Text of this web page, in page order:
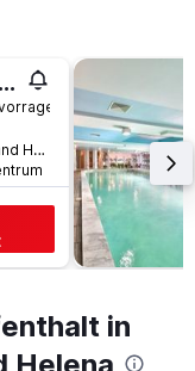
Villa Chinka by Astor Garden Hotel
St. St. Constantine and Helena, Saints Constantine and Helena, Bulgarien
in